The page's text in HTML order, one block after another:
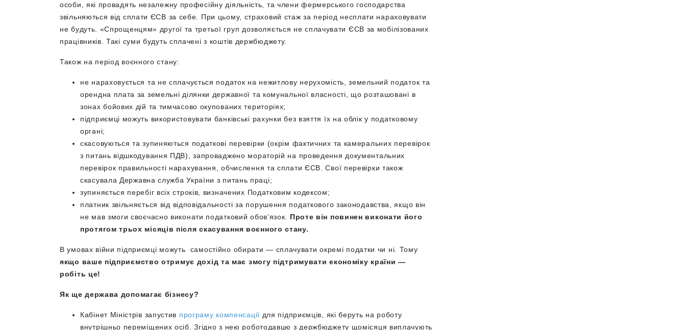
особи, які провадять незалежну професійну діяльність, та члени фермерського господарства
звільняються від сплати ЄСВ за себе. При цьому, страховий стаж за період несплати нараховувати
не будуть. «Спрощенцям» другої та третьої груп дозволяється не сплачувати ЄСВ за мобілізованих
працівників. Такі суми будуть сплачені з коштів держбюджету.
Також на період воєнного стану:
не нараховується та не сплачується податок на нежитлову нерухомість, земельний податок та
орендна плата за земельні ділянки державної та комунальної власності, що розташовані в
зонах бойових дій та тимчасово окупованих територіях;
підприємці можуть використовувати банківські рахунки без взяття їх на облік у податковому
органі;
скасовуються та зупиняються податкові перевірки (окрім фактичних та камеральних перевірок
з питань відшкодування ПДВ), запроваджено мораторій на проведення документальних
перевірок правильності нарахування, обчислення та сплати ЄСВ. Свої перевірки також
скасувала Державна служба України з питань праці;
зупиняється перебіг всіх строків, визначених Податковим кодексом;
платник звільняється від відповідальності за порушення податкового законодавства, якщо він
не мав змоги своєчасно виконати податковий обов’язок. Проте він повинен виконати його
протягом трьох місяців після скасування воєнного стану.
В умовах війни підприємці можуть самостійно обирати — сплачувати окремі податки чи ні. Тому
якщо ваше підприємство отримує дохід та має змогу підтримувати економіку країни —
робіть це!
Як ще держава допомагає бізнесу?
Кабінет Міністрів запустив програму компенсації для підприємців, які беруть на роботу
внутрішньо переміщених осіб. Згідно з нею роботодавцю з держбюджету щомісяця виплачують